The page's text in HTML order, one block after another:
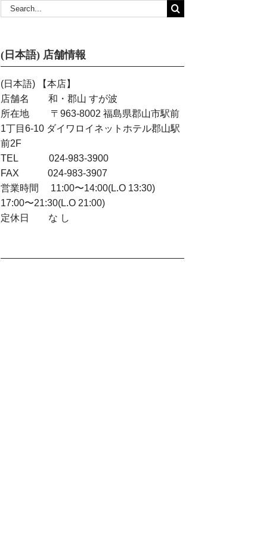
Search
(日本語) 店舗情報
(日本語) 【本店】
店舗名 和・郡山 すが波
所在地 〒963-8002 福島県郡山市駅前
1丁目6-10 ダイワロイネットホテル郡山駅
前2F
TEL 024-983-3900
FAX 024-983-3907
営業時間 11:00〜14:00(L.O 13:30)
17:00〜21:30(L.O 21:00)
定休日 な し